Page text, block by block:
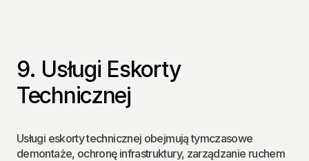
9. Usługi Eskorty
Technicznej
Usługi eskorty technicznej obejmują tymczasowe
demontaże, ochronę infrastruktury, zarządzanie ruchem